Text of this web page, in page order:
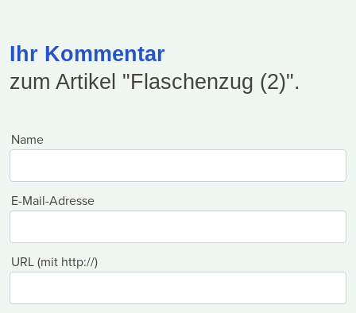
Ihr Kommentar
zum Artikel "Flaschenzug (2)".
Name
E-Mail-Adresse
URL (mit http://)